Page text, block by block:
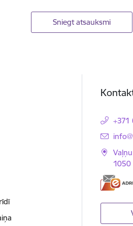
Sniegt atsauksmi
+371
E-
1050